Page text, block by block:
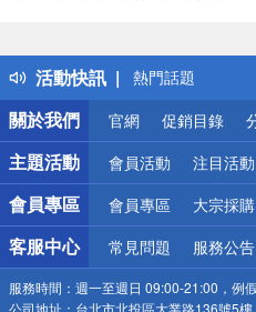
活動快訊
得獎公告
熱門話題
銀行優惠
偏遠地區配送
詐騙網頁！請小
關於我們
官網 促銷目錄
主題活動 會員活動 注目活動
會員專區 會員專區 大宗採購
客服中心 常見問題 服務公告
服務時間： 週一至週日 09:00-21:00，例
公司地址： 台北市北投區大業路136號5樓